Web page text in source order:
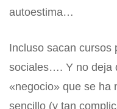
autoestima…
Incluso sacan cursos
sociales…. Y no deja
«negocio» que se ha
sencillo (y tan